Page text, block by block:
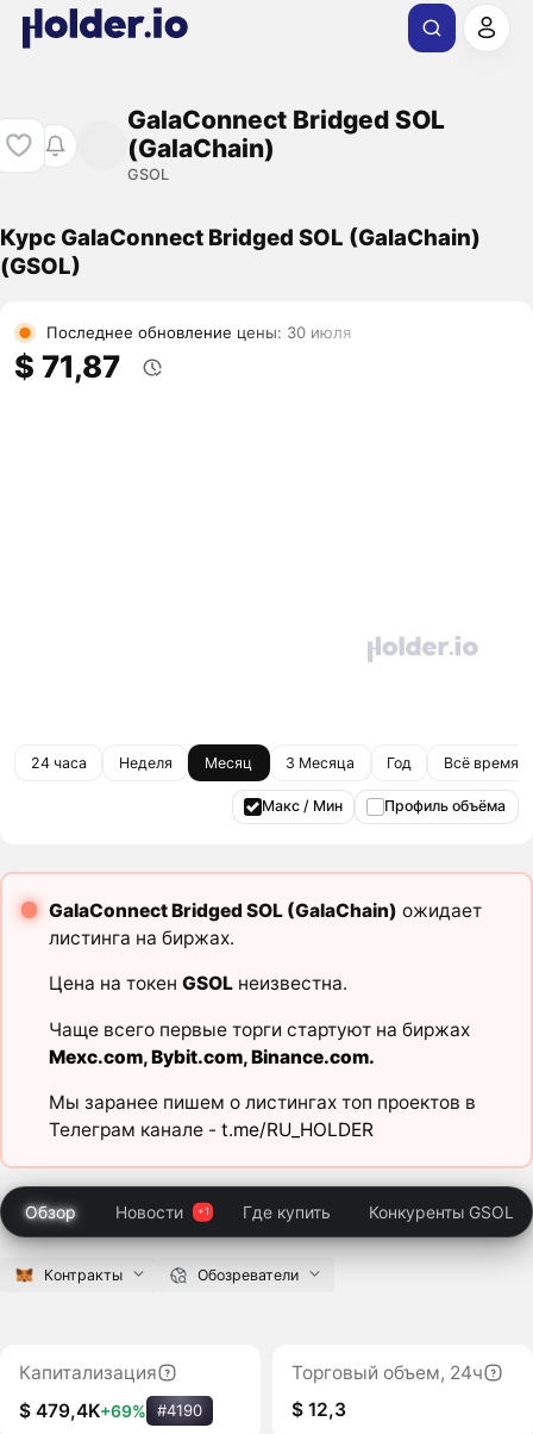
GalaConnect Bridged SOL
(GalaChain)
GSOL
Курс GalaConnect Bridged SOL (GalaChain)
(GSOL)
Последнее обновление цены: 30 июля
$ 71,87
24 часа Неделя Месяц 3 Месяца Год Всё время
Макс / Мин Профиль объёма
GalaConnect Bridged SOL (GalaChain) ожидает
листинга на биржах.
Цена на токен GSOLнеизвестна.
Чаще всего первые торги стартуют на биржах
Mexc.com,Bybit.com,Binance.com.
Мы заранее пишем о листингах топ проектов в
Телеграм канале - t.me/RU_HOLDER
Обзор Новости Где купить Конкуренты GSOL
Контракты Обозреватели
Капитализация
$ 479,4K+69% #4190
Торговый объем, 24ч
$ 12,3